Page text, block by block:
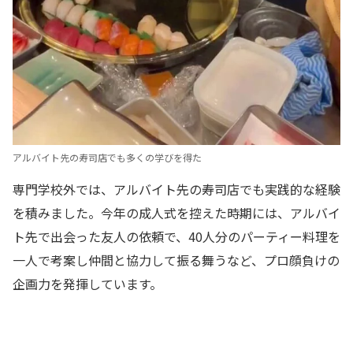
アルバイト先の寿司店でも多くの学びを得た
専門学校外では、アルバイト先の寿司店でも実践的な経験
を積みました。今年の成人式を控えた時期には、アルバイ
ト先で出会った友人の依頼で、40人分のパーティー料理を
一人で考案し仲間と協力して振る舞うなど、プロ顔負けの
企画力を発揮しています。